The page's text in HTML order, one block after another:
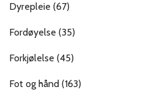
Dyrepleie (67)
Fordøyelse (35)
Forkjølelse (45)
Fot og hånd (163)